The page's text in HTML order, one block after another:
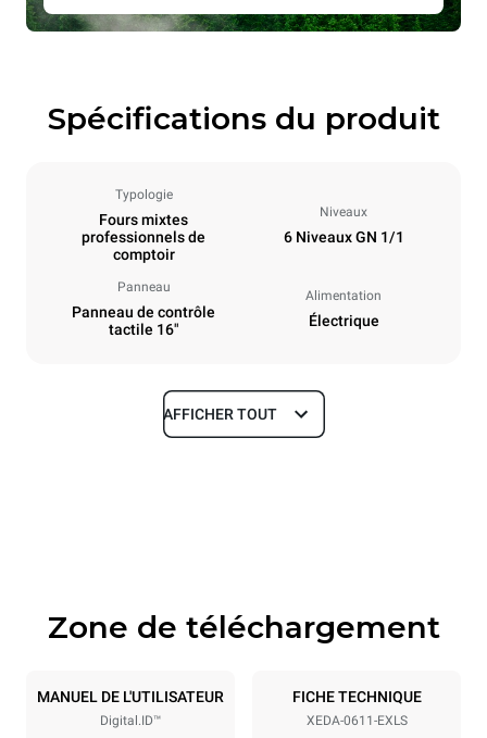
Spécifications du produit
Typologie
Fours mixtes
professionnels de
comptoir
Niveaux
6 Niveaux GN 1/1
Panneau
Panneau de contrôle
tactile 16"
Alimentation
Électrique
Dimensions
Caractéristiques de la plaque
6 GN 1/1
Espace entre les plaques
AFFICHER TOUT
Zone de téléchargement
MANUEL DE L'UTILISATEUR
Digital.ID™
FICHE TECHNIQUE
XEDA-0611-EXLS